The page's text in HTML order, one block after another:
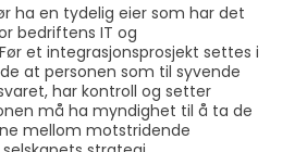
ha en tydelig eier som har det
bedriftens IT og
et integrasjonsprosjekt settes i
at personen som til syvende
har kontroll og setter
må ha myndighet til å ta de
mellom motstridende